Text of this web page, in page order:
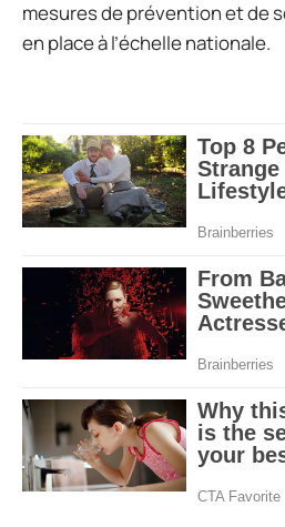
mesures de prévention et de
en place à l’échelle nationale.